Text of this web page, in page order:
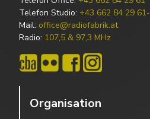
Telefon Studio: +43 662 84 29
Mail: office@radiofabrik.at
Radio: 107,5 & 97,3 MHz
Organisation